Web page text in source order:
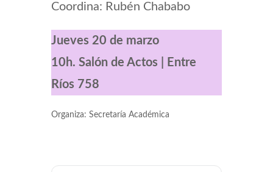
Coordina: Rubén Chababo
Jueves 20 de marzo
10h. Salón de Actos | Entre
Ríos 758
Organiza: Secretaría Académica